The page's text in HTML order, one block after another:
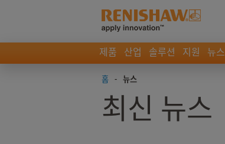
제품 산업 솔루션 지원 뉴스
홈 - 뉴스
최신 뉴스